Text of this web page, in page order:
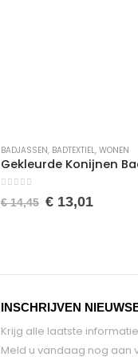
BADJASSEN, BADTEXTIEL, WONEN
van de 5
€14,45 € 13,01
INSCHRIJVEN
Krijg alle laatste
Meld u vandaag nog aan